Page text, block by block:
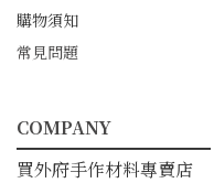
購物須知
常見問題
COMPANY
━━━━━━━━━━━
買外府手作材料專賣店